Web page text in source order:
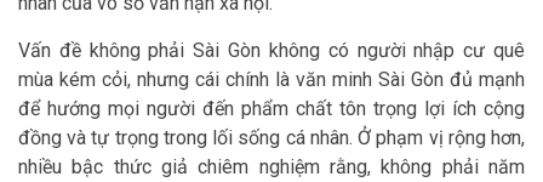
Vấn đề không phải Sài Gòn không có người nhập cư quê
mùa kém cỏi, nhưng cái chính là văn minh Sài Gòn đủ mạnh
để hướng mọi người đến phẩm chất tôn trọng lợi ích cộng
đồng và tự trọng trong lối sống cá nhân. Ở phạm vị rộng hơn,
nhiều bậc thức giả chiêm nghiệm rằng, không phải năm